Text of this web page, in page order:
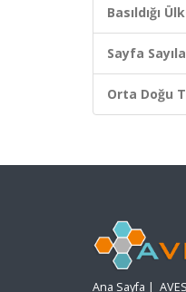
Basıldığı
Sayfa
Orta Doğu
Ana Sayfa |